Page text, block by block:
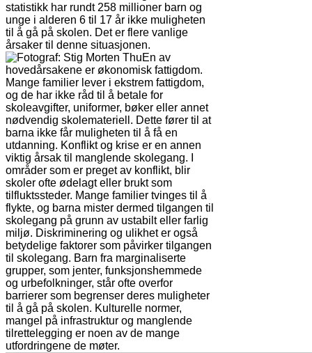
statistikk har rundt 258 millioner barn og
unge i alderen 6 til 17 år ikke muligheten
til å gå på skolen. Det er flere vanlige
årsaker til denne situasjonen.
En av
hovedårsakene er økonomisk fattigdom.
Mange familier lever i ekstrem fattigdom,
og de har ikke råd til å betale for
skoleavgifter, uniformer, bøker eller annet
nødvendig skolemateriell. Dette fører til at
barna ikke får muligheten til å få en
utdanning. Konflikt og krise er en annen
viktig årsak til manglende skolegang. I
områder som er preget av konflikt, blir
skoler ofte ødelagt eller brukt som
tilfluktssteder. Mange familier tvinges til å
flykte, og barna mister dermed tilgangen til
skolegang på grunn av ustabilt eller farlig
miljø. Diskriminering og ulikhet er også
betydelige faktorer som påvirker tilgangen
til skolegang. Barn fra marginaliserte
grupper, som jenter, funksjonshemmede
og urbefolkninger, står ofte overfor
barrierer som begrenser deres muligheter
til å gå på skolen. Kulturelle normer,
mangel på infrastruktur og manglende
tilrettelegging er noen av de mange
utfordringene de møter.